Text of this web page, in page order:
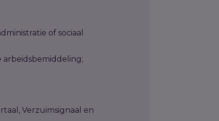
of sociaal
Verzuimsignaal en